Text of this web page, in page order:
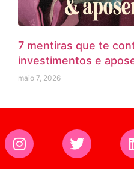
7 mentiras que te
investimentos e
maio 7, 2026